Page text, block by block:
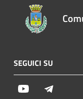
SEGUICI SU
Youtube